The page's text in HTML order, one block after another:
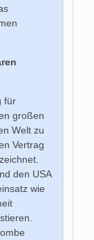
für
großen
Welt zu
Vertrag
den USA
wie